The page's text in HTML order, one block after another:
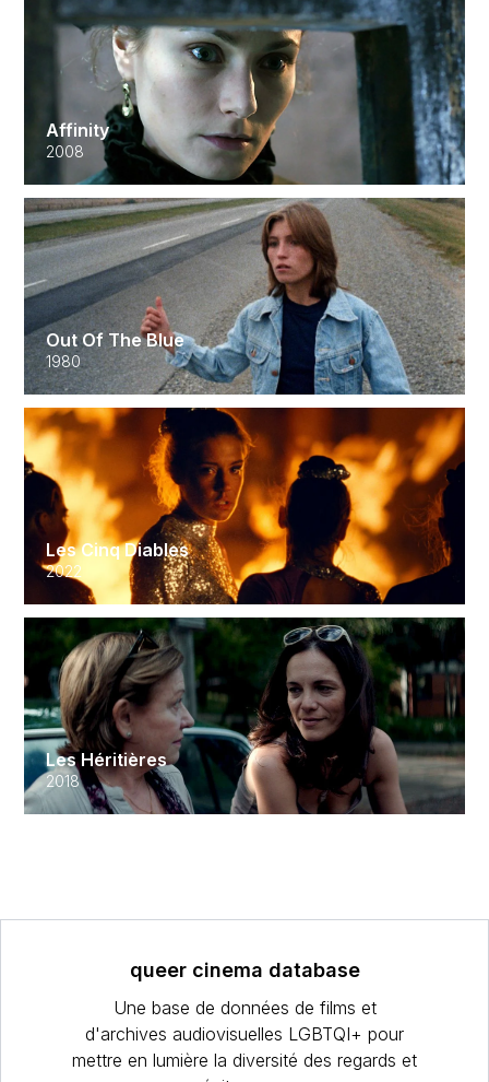
Affinity
2008
Out Of The Blue
1980
Les Cinq Diables
2022
Les Héritières
2018
queer cinema database
Une base de données de films et
d'archives audiovisuelles LGBTQI+ pour
mettre en lumière la diversité des regards et